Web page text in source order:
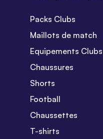
Packs Clubs
Maillots de match
Equipements Clubs
Chaussures
Shorts
Football
Chaussettes
T-shirts